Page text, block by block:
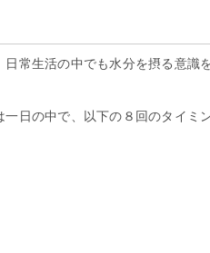
常生活の中でも水分を摂る意識
日の中で、以下の８回のタイミ